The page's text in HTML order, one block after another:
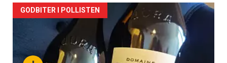
Forsiden
akkurat
nå
GODBITER I POLLISTEN